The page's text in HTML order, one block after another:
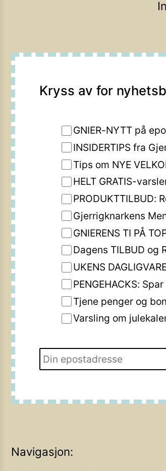
Kryss av for
GNIER-NYTT på
INSIDERTIPS fra
Tips om NYE
HELT GRATIS-
PRODUKTTILBUD:
Gjerrigknarkens
GNIERENS TI PÅ
Dagens TILBUD og
UKENS
PENGEHACKS:
Tjene penger og
Varsling om
Navigasjon: